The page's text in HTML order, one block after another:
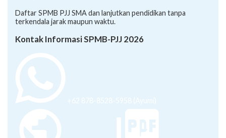
Daftar SPMB PJJ SMA dan lanjutkan pendidikan tanpa
terkendala jarak maupun waktu.
Kontak Informasi SPMB-PJJ 2026
+62 878-8528-5958 (Ayumi)